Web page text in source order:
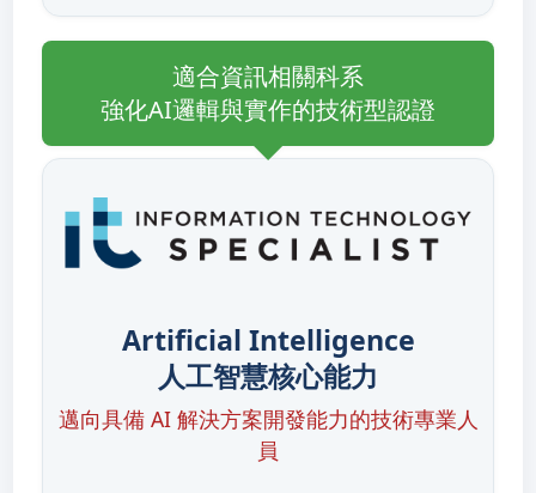
適合資訊相關科系
強化AI邏輯與實作的技術型認證
Artificial Intelligence
人工智慧核心能力
邁向具備 AI 解決方案開發能力的技術專業人
員